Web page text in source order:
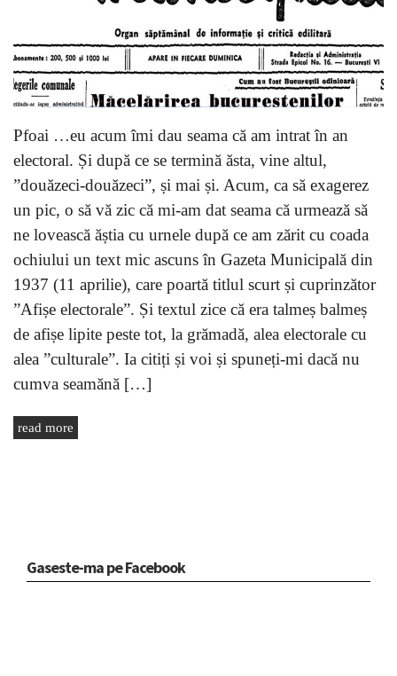
Pfoai …eu acum îmi dau seama că am intrat în an
electoral. Și după ce se termină ăsta, vine altul,
”douăzeci-douăzeci”, și mai și. Acum, ca să exagerez
un pic, o să vă zic că mi-am dat seama că urmează să
ne lovească ăștia cu urnele după ce am zărit cu coada
ochiului un text mic ascuns în Gazeta Municipală din
1937 (11 aprilie), care poartă titlul scurt și cuprinzător
”Afișe electorale”. Și textul zice că era talmeș balmeș
de afișe lipite peste tot, la grămadă, alea electorale cu
alea ”culturale”. Ia citiți și voi și spuneți-mi dacă nu
cumva seamănă […]
read more
Gaseste-ma pe Facebook